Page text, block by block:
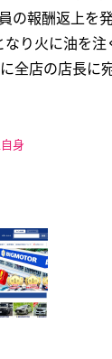
の報酬返上を
なり火に油を
全店の店長に
身